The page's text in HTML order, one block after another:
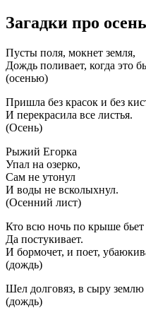
Загадки про
Пусты поля, мокнет земля,
Дождь поливает, когда это
(осенью)
Пришла без красок и без
И перекрасила все листья.
(Осень)
Рыжий Егорка
Упал на озерко,
Сам не утонул
И воды не всколыхнул.
(Осенний лист)
Кто всю ночь по крыше бьет
Да постукивает.
И бормочет, и поет,
(дождь)
Шел долговяз, в сыру землю
(дождь)